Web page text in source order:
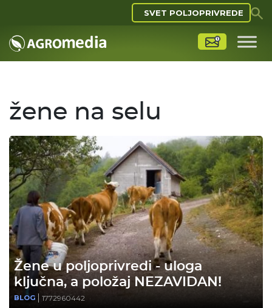
SVET POLJOPRIVREDE
žene na selu
Žene u poljoprivredi - uloga
ključna, a položaj NEZAVIDAN!
BLOG 1772960442